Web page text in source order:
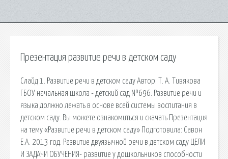
Презентация развитие речи в детском саду
Слайд 1. Развитие речи в детском саду Автор: Т. А. Тивякова
ГБОУ начальная школа - детский сад №696. Развитие речи и
языка должно лежать в основе всей системы воспитания в
детском саду. Вы можете ознакомиться и скачать Презентация
на тему «Развитие речи в детском саду» Подготовила: Савон
Е.А. 2013 год. Развитие двуязычной речи в детском саду ЦЕЛИ
И ЗАДАЧИ ОБУЧЕНИЯ- развитие у дошкольников способности